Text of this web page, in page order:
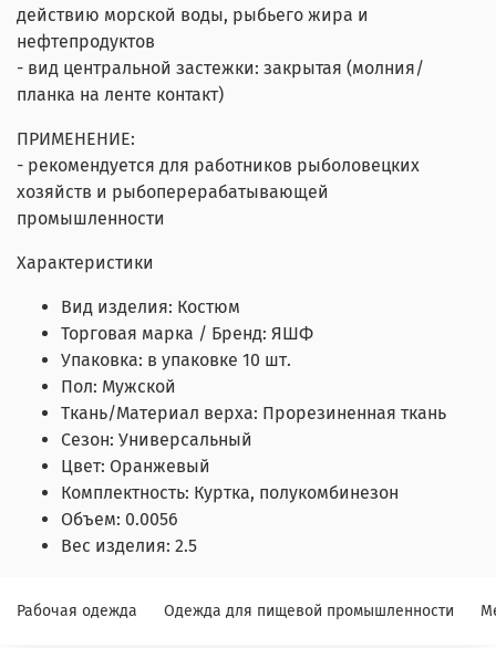
действию морской воды, рыбьего жира и
нефтепродуктов
- вид центральной застежки: закрытая (молния/
планка на ленте контакт)
ПРИМЕНЕНИЕ:
- рекомендуется для работников рыболовецких
хозяйств и рыбоперерабатывающей
промышленности
Характеристики
Вид изделия: Костюм
Торговая марка / Бренд: ЯШФ
Упаковка: в упаковке 10 шт.
Пол: Мужской
Ткань/Материал верха: Прорезиненная ткань
Сезон: Универсальный
Цвет: Оранжевый
Комплектность: Куртка, полукомбинезон
Объем: 0.0056
Вес изделия: 2.5
Рабочая одежда Одежда для пищевой промышленности